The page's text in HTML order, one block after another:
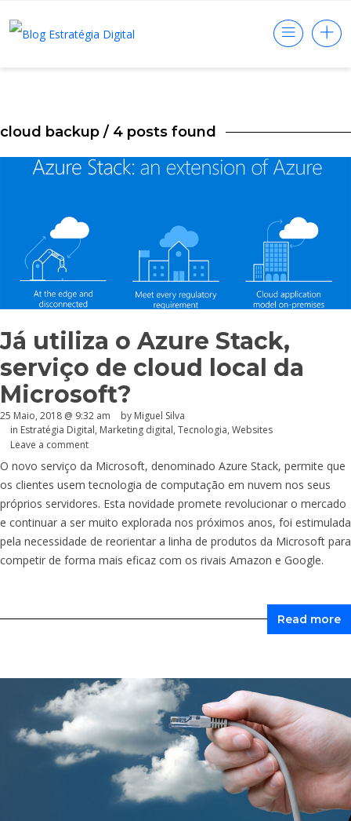
cloud backup / 4 posts found
Já utiliza o Azure Stack,
serviço de cloud local da
Microsoft?
25 Maio, 2018 @ 9:32 am by Miguel Silva
in Estratégia Digital, Marketing digital, Tecnologia, Websites
Leave a comment
O novo serviço da Microsoft, denominado Azure Stack, permite que
os clientes usem tecnologia de computação em nuvem nos seus
próprios servidores. Esta novidade promete revolucionar o mercado
e continuar a ser muito explorada nos próximos anos, foi estimulada
pela necessidade de reorientar a linha de produtos da Microsoft para
competir de forma mais eficaz com os rivais Amazon e Google.
Read more